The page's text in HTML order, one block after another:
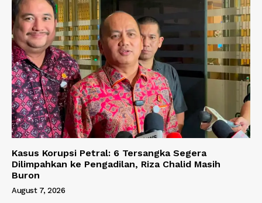
Kasus Korupsi Petral: 6 Tersangka Segera
Dilimpahkan ke Pengadilan, Riza Chalid Masih
Buron
August 7, 2026